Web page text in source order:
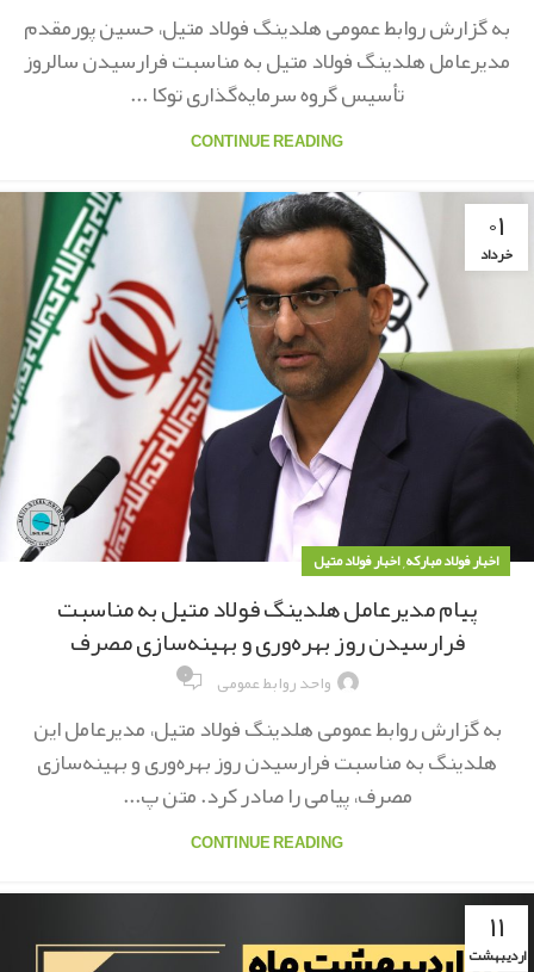
به گزارش روابط عمومی هلدینگ فولاد متیل، حسین پورمقدم
مدیرعامل هلدینگ فولاد متیل به مناسبت فرارسیدن سالروز
تأسیس گروه سرمایه‌گذاری توکا ...
CONTINUE READING
۰۱
خرداد
اخبار فولاد مبارکه,اخبار فولاد متیل
پیام مدیرعامل هلدینگ فولاد متیل به مناسبت
فرارسیدن روز بهره‌وری و بهینه‌سازی مصرف
واحد روابط عمومی ۰
به گزارش روابط عمومی هلدینگ فولاد متیل، مدیرعامل این
هلدینگ به مناسبت فرارسیدن روز بهره‌وری و بهینه‌سازی
مصرف، پیامی را صادر کرد. متن پ...
CONTINUE READING
۱۱
اردیبهشت